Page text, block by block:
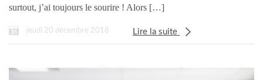
surtout, j’ai toujours le sourire ! Alors […]
jeudi 20 décembre 2018 Lire la suite